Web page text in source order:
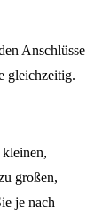
Anschlüsse
gleichzeitig.
großen,
je nach